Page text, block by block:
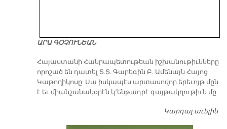
ԱՐԱ ԳՕՉՈՒՆԵԱՆ
​Հայաստանի Հանրապետութեան իշխանութիւնները
որոշած են դատել Տ.Տ. Գարեգին Բ. Ամենայն Հայոց
Կաթողիկոսը: Սա իսկապէս արտասովոր երեւոյթ մըն
է եւ միանշանակօրէն կ՚ենթադրէ գայթակղութիւն մը:
Կարդալ աւելին